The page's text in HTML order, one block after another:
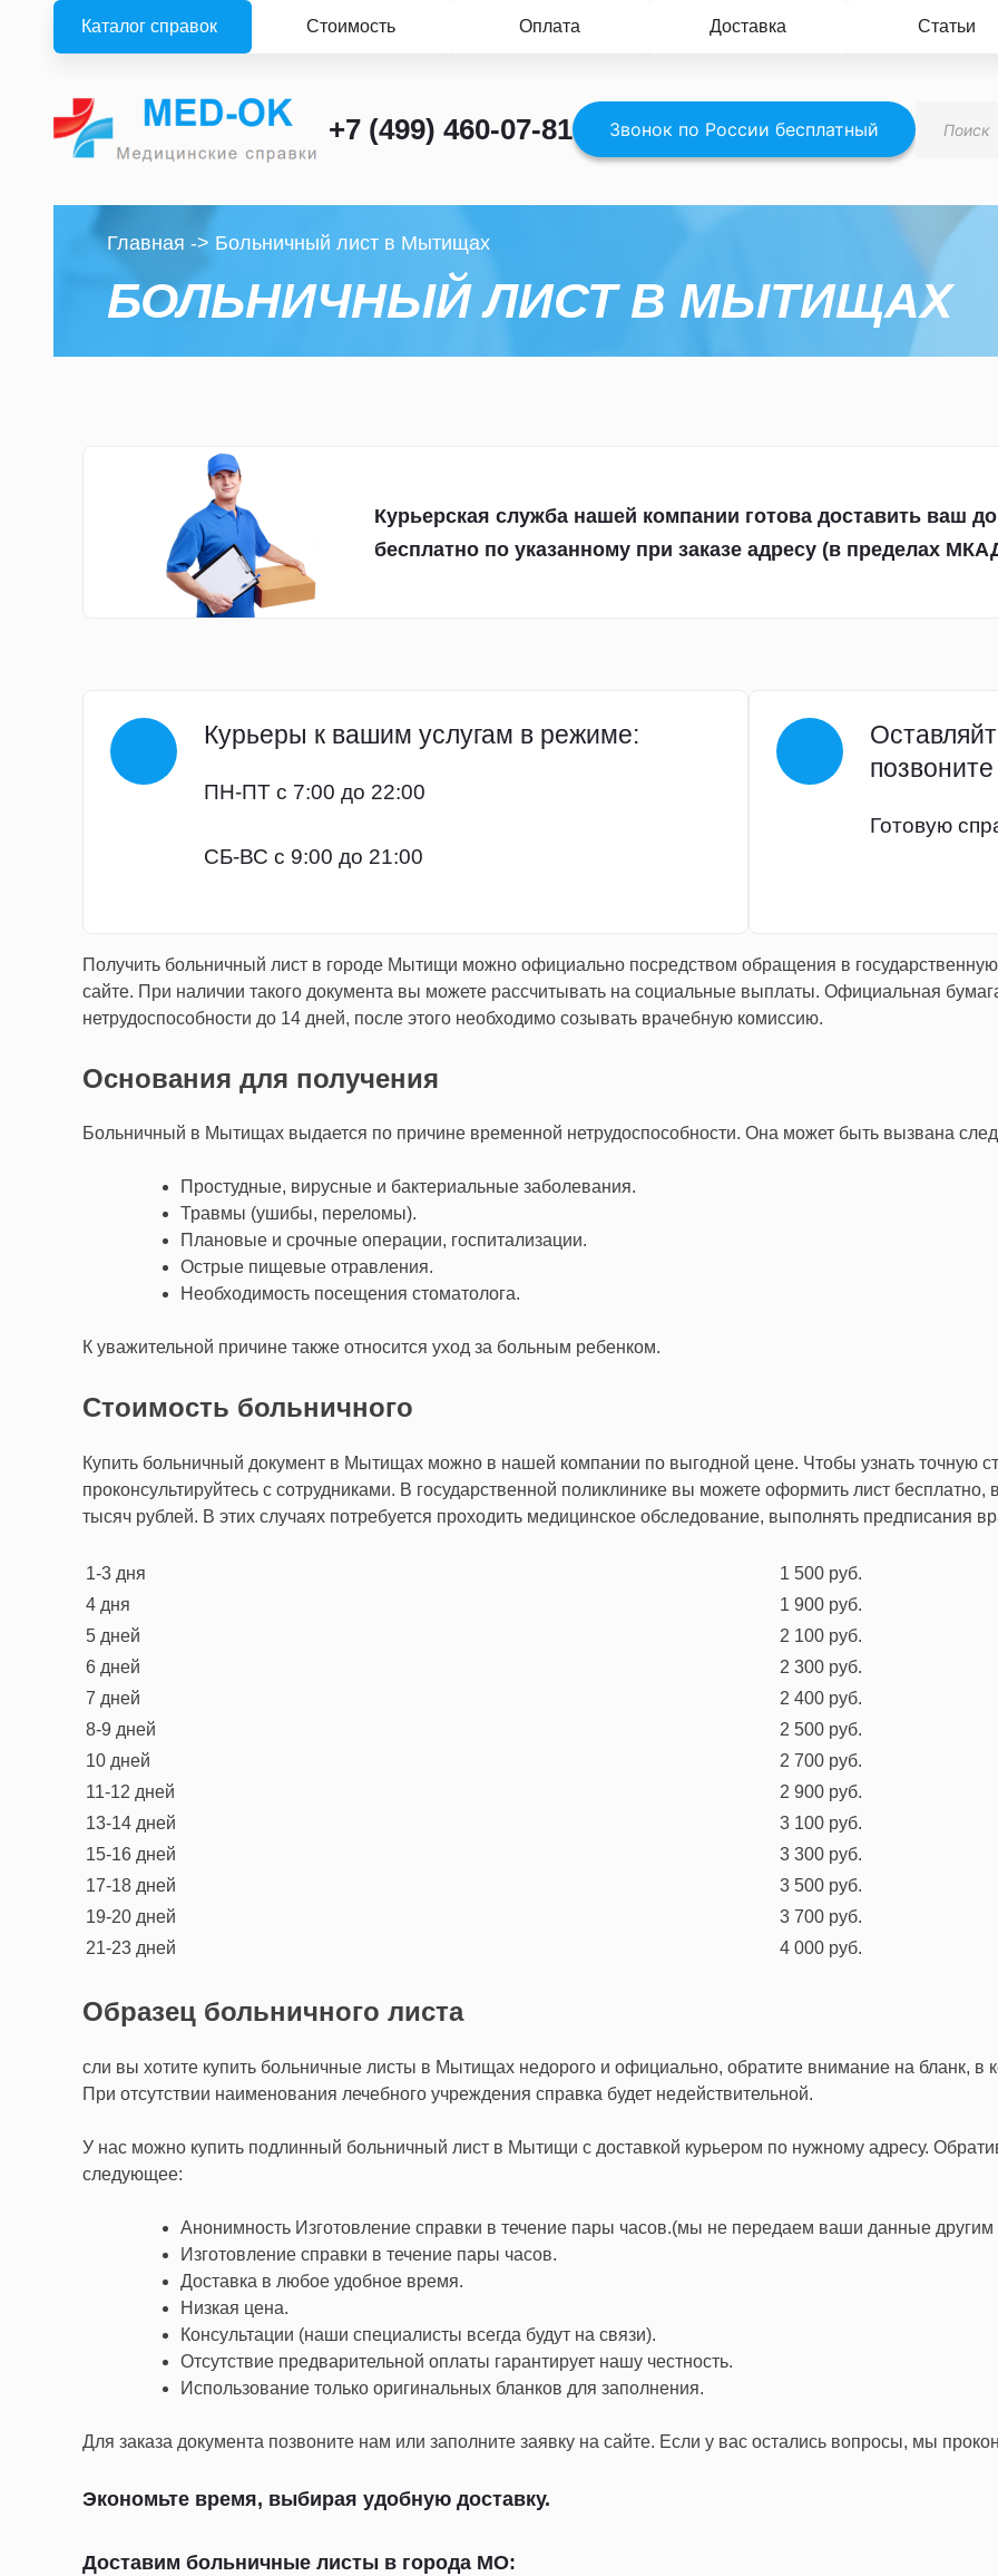
Каталог справок Стоимость Оплата Доставка Статьи
+7 (499) 460-07-81 Звонок по России бесплатный
товаров
Главная -> Больничный лист в Мытищах
БОЛЬНИЧНЫЙ ЛИСТ В МЫТИЩАХ
Курьерская служба нашей компании готова доставить ваш
бесплатно по указанному при заказе адресу (в пределах
Курьеры к вашим услугам в режиме:
ПН-ПТ с 7:00 до 22:00
СБ-ВС с 9:00 до 21:00
Готовую
Получить больничный лист в городе Мытищи можно официально посредством обращения в
сайте. При наличии такого документа вы можете рассчитывать на социальные выплаты. Официальная
нетрудоспособности до 14 дней, после этого необходимо созывать врачебную комиссию.
Основания для получения
Больничный в Мытищах выдается по причине временной нетрудоспособности. Она может быть вызвана
Простудные, вирусные и бактериальные заболевания.
Травмы (ушибы, переломы).
Плановые и срочные операции, госпитализации.
Острые пищевые отравления.
Необходимость посещения стоматолога.
К уважительной причине также относится уход за больным ребенком.
Стоимость больничного
Купить больничный документ в Мытищах можно в нашей компании по выгодной цене. Чтобы узнать точную
проконсультируйтесь с сотрудниками. В государственной поликлинике вы можете оформить лист
тысяч рублей. В этих случаях потребуется проходить медицинское обследование, выполнять предписания
1-3 дня
1 500 руб.
4 дня
1 900 руб.
5 дней
2 100 руб.
6 дней
2 300 руб.
7 дней
2 400 руб.
8-9 дней
2 500 руб.
10 дней
2 700 руб.
11-12 дней
2 900 руб.
13-14 дней
3 100 руб.
15-16 дней
3 300 руб.
17-18 дней
3 500 руб.
19-20 дней
3 700 руб.
21-23 дней
4 000 руб.
Образец больничного листа
сли вы хотите купить больничные листы в Мытищах недорого и официально, обратите внимание на бланк, в
При отсутствии наименования лечебного учреждения справка будет недействительной.
У нас можно купить подлинный больничный лист в Мытищи с доставкой курьером по нужному адресу.
следующее:
Анонимность Изготовление справки в течение пары часов.(мы не передаем ваши данные
Изготовление справки в течение пары часов.
Доставка в любое удобное время.
Низкая цена.
Консультации (наши специалисты всегда будут на связи).
Отсутствие предварительной оплаты гарантирует нашу честность.
Использование только оригинальных бланков для заполнения.
Для заказа документа позвоните нам или заполните заявку на сайте. Если у вас остались вопросы, мы
Экономьте время, выбирая удобную доставку.
Доставим больничные листы в города МО: